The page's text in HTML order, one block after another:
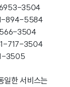
6953-3504
894-5584
566-3504
717-3504
3505
일한 서비스는